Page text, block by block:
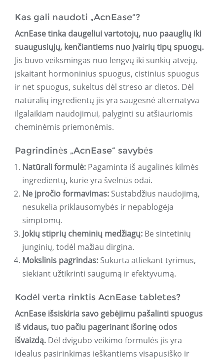
Kas gali naudoti „AcnEase“?
AcnEase tinka daugeliui vartotojų, nuo paauglių iki
suaugusiųjų, kenčiantiems nuo įvairių tipų spuogų.
Jis buvo veiksmingas nuo lengvų iki sunkių atvejų,
įskaitant hormoninius spuogus, cistinius spuogus
ir net spuogus, sukeltus dėl streso ar dietos. Dėl
natūralių ingredientų jis yra saugesnė alternatyva
ilgalaikiam naudojimui, palyginti su atšiauriomis
cheminėmis priemonėmis.
Pagrindinės „AcnEase“ savybės
Natūrali formulė: Pagaminta iš augalinės kilmės
ingredientų, kurie yra švelnūs odai.
Ne įpročio formavimas: Sustabdžius naudojimą,
nesukelia priklausomybės ir nepablogėja
simptomų.
Jokių stiprių cheminių medžiagų: Be sintetinių
junginių, todėl mažiau dirgina.
Mokslinis pagrindas: Sukurta atliekant tyrimus,
siekiant užtikrinti saugumą ir efektyvumą.
Kodėl verta rinktis AcnEase tabletes?
AcnEase išsiskiria savo gebėjimu pašalinti spuogus
iš vidaus, tuo pačiu pagerinant išorinę odos
išvaizdą. Dėl dvigubo veikimo formulės jis yra
idealus pasirinkimas ieškantiems visapusiško ir